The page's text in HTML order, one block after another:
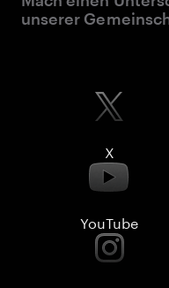
unserer
X
YouTube